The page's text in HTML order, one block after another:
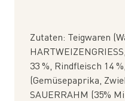
Zutaten: Teigwaren
33 %, Rindfleisch 14
(Gemüsepaprika,
SAUERRAHM (35%